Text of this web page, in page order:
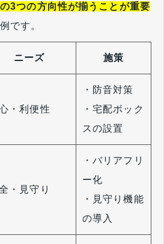
3つの方向性が揃うことが重要
です。
ニーズ 施策
・利便性
・防音対策
・宅配ボック
スの設置
・見守り
・バリアフリ
ー化
・見守り機能
の導入